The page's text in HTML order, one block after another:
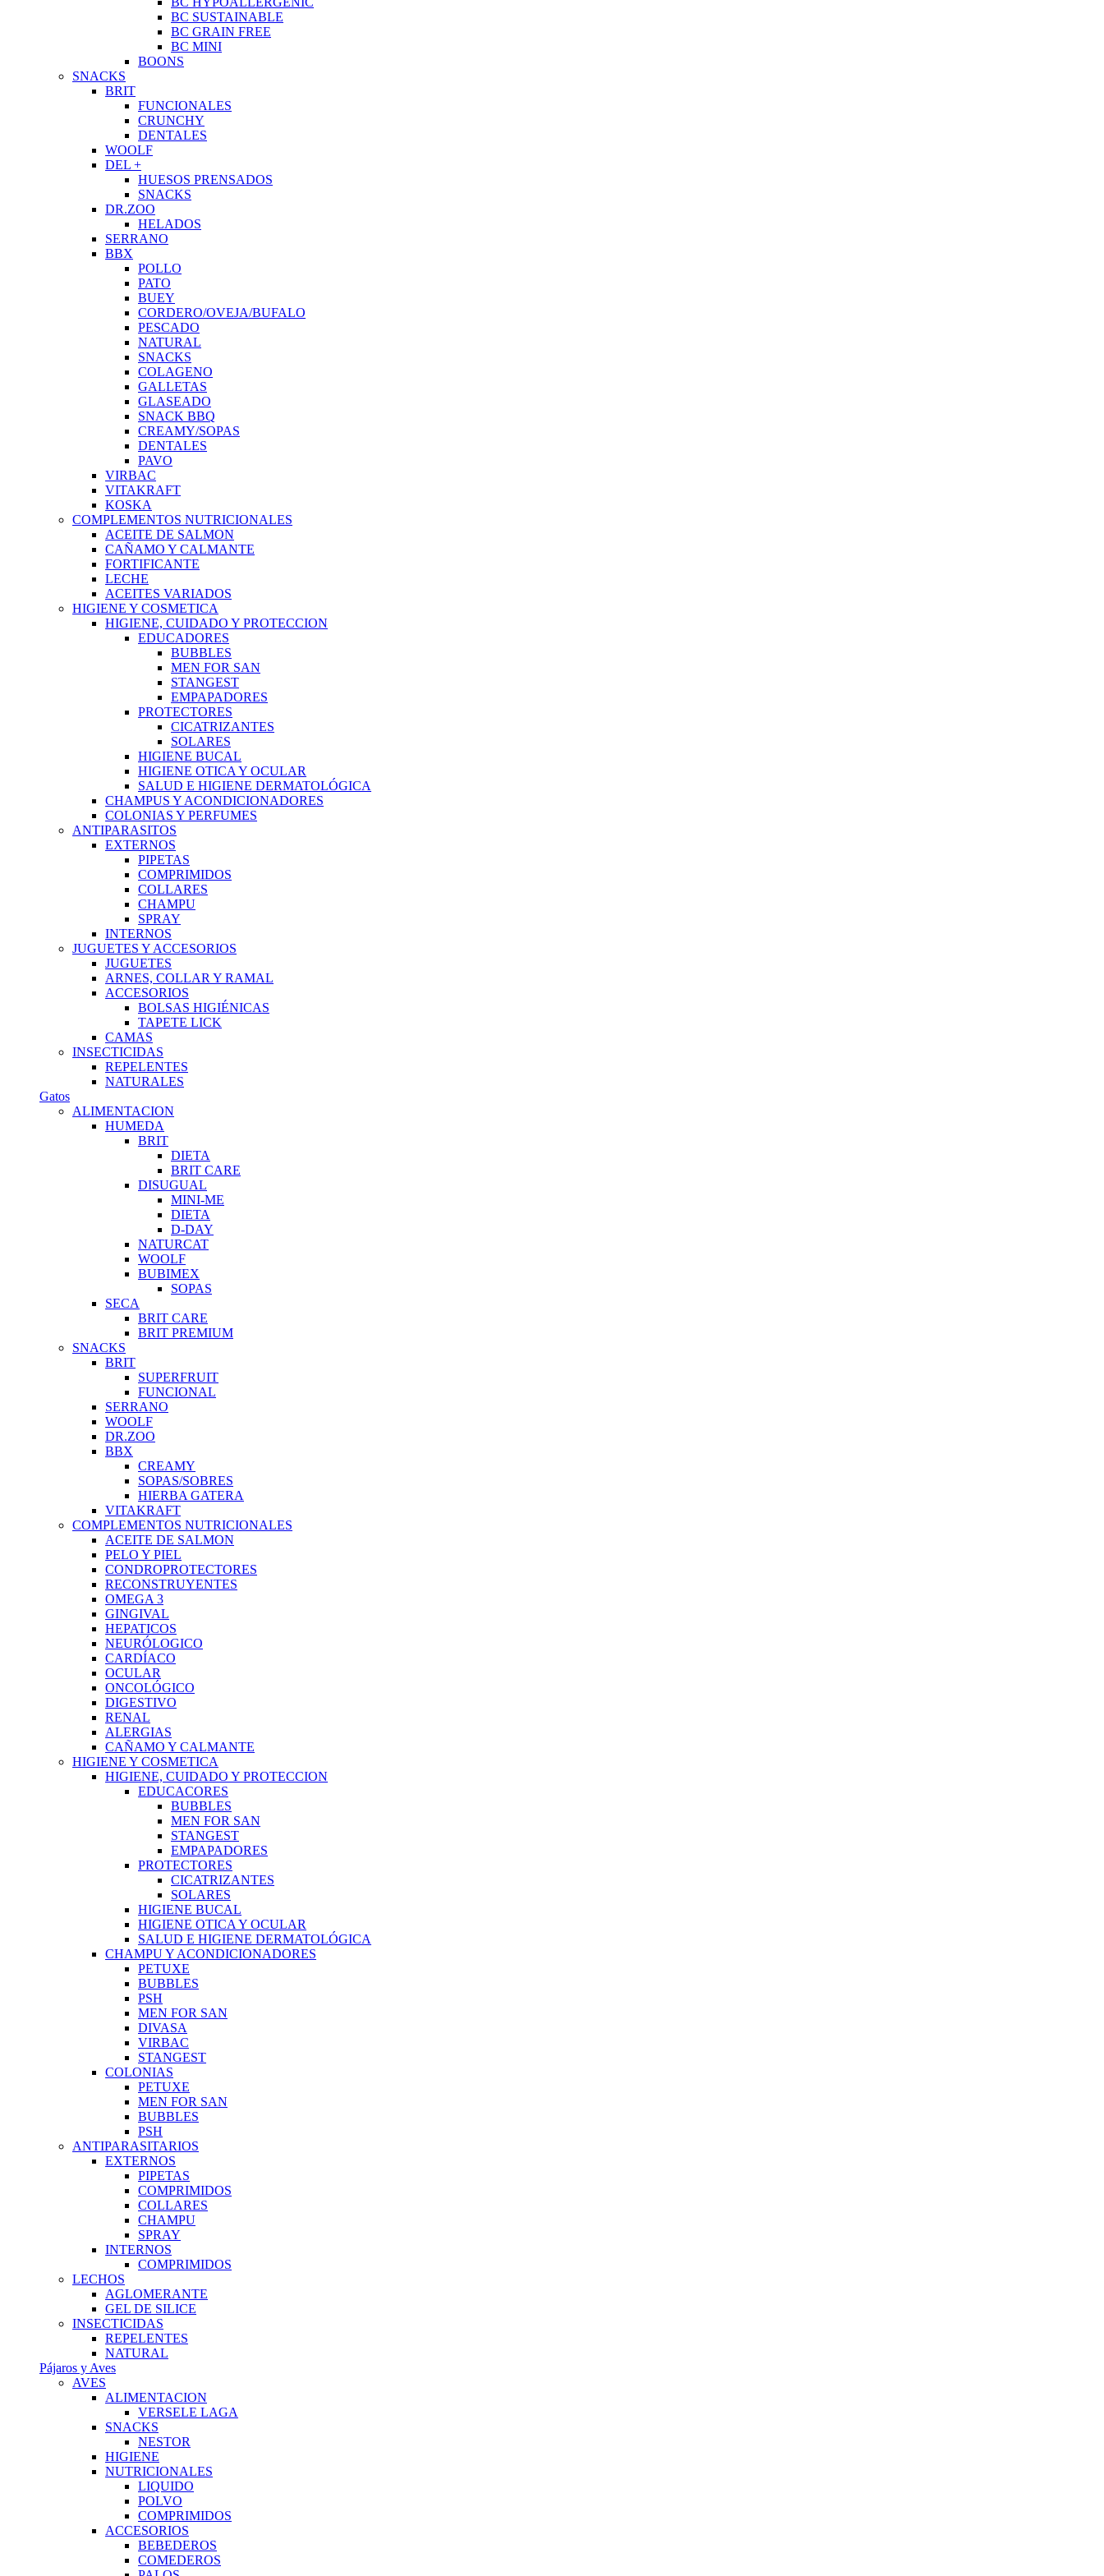
BC SUSTAINABLE
BC GRAIN FREE
BC MINI
BOONS
SNACKS
BRIT
FUNCIONALES
CRUNCHY
DENTALES
WOOLF
DEL +
HUESOS PRENSADOS
SNACKS
DR.ZOO
HELADOS
SERRANO
BBX
POLLO
PATO
BUEY
CORDERO/OVEJA/BUFALO
PESCADO
NATURAL
SNACKS
COLAGENO
GALLETAS
GLASEADO
SNACK BBQ
CREAMY/SOPAS
DENTALES
PAVO
VIRBAC
VITAKRAFT
KOSKA
COMPLEMENTOS NUTRICIONALES
ACEITE DE SALMON
CAÑAMO Y CALMANTE
FORTIFICANTE
LECHE
ACEITES VARIADOS
HIGIENE Y COSMETICA
HIGIENE, CUIDADO Y PROTECCION
EDUCADORES
BUBBLES
MEN FOR SAN
STANGEST
EMPAPADORES
PROTECTORES
CICATRIZANTES
SOLARES
HIGIENE BUCAL
HIGIENE OTICA Y OCULAR
SALUD E HIGIENE DERMATOLÓGICA
CHAMPUS Y ACONDICIONADORES
COLONIAS Y PERFUMES
ANTIPARASITOS
EXTERNOS
PIPETAS
COMPRIMIDOS
COLLARES
CHAMPU
SPRAY
INTERNOS
JUGUETES Y ACCESORIOS
JUGUETES
ARNES, COLLAR Y RAMAL
ACCESORIOS
BOLSAS HIGIÉNICAS
TAPETE LICK
CAMAS
INSECTICIDAS
REPELENTES
NATURALES
Gatos
ALIMENTACION
HUMEDA
BRIT
DIETA
BRIT CARE
DISUGUAL
MINI-ME
DIETA
D-DAY
NATURCAT
WOOLF
BUBIMEX
SOPAS
SECA
BRIT CARE
BRIT PREMIUM
SNACKS
BRIT
SUPERFRUIT
FUNCIONAL
SERRANO
WOOLF
DR.ZOO
BBX
CREAMY
SOPAS/SOBRES
HIERBA GATERA
VITAKRAFT
COMPLEMENTOS NUTRICIONALES
ACEITE DE SALMON
PELO Y PIEL
CONDROPROTECTORES
RECONSTRUYENTES
OMEGA 3
GINGIVAL
HEPATICOS
NEURÓLOGICO
CARDÍACO
OCULAR
ONCOLÓGICO
DIGESTIVO
RENAL
ALERGIAS
CAÑAMO Y CALMANTE
HIGIENE Y COSMETICA
HIGIENE, CUIDADO Y PROTECCION
EDUCACORES
BUBBLES
MEN FOR SAN
STANGEST
EMPAPADORES
PROTECTORES
CICATRIZANTES
SOLARES
HIGIENE BUCAL
HIGIENE OTICA Y OCULAR
SALUD E HIGIENE DERMATOLÓGICA
CHAMPU Y ACONDICIONADORES
PETUXE
BUBBLES
PSH
MEN FOR SAN
DIVASA
VIRBAC
STANGEST
COLONIAS
PETUXE
MEN FOR SAN
BUBBLES
PSH
ANTIPARASITARIOS
EXTERNOS
PIPETAS
COMPRIMIDOS
COLLARES
CHAMPU
SPRAY
INTERNOS
COMPRIMIDOS
LECHOS
AGLOMERANTE
GEL DE SILICE
INSECTICIDAS
REPELENTES
NATURAL
Pájaros y Aves
AVES
ALIMENTACION
VERSELE LAGA
SNACKS
NESTOR
HIGIENE
NUTRICIONALES
LIQUIDO
POLVO
COMPRIMIDOS
ACCESORIOS
BEBEDEROS
COMEDEROS